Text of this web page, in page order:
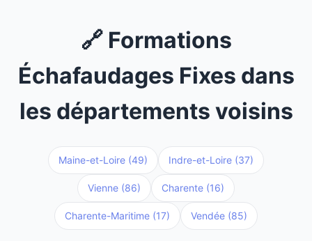
🔗 Formations
Échafaudages Fixes dans
les départements voisins
Maine-et-Loire (49) Indre-et-Loire (37)
Vienne (86) Charente (16)
Charente-Maritime (17) Vendée (85)